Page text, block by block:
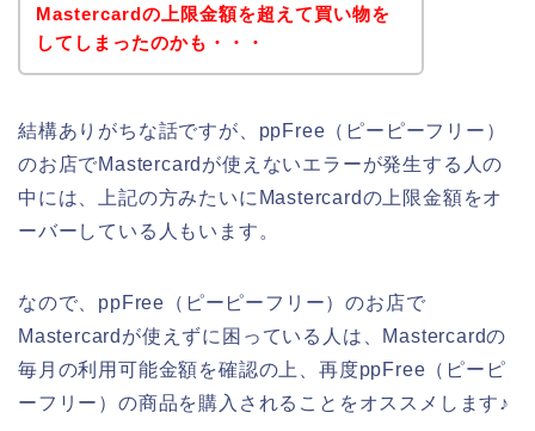
Mastercardの上限金額を超えて買い物を
してしまったのかも・・・
結構ありがちな話ですが、ppFree（ピーピーフリー）
のお店でMastercardが使えないエラーが発生する人の
中には、上記の方みたいにMastercardの上限金額をオ
ーバーしている人もいます。
なので、ppFree（ピーピーフリー）のお店で
Mastercardが使えずに困っている人は、Mastercardの
毎月の利用可能金額を確認の上、再度ppFree（ピーピ
ーフリー）の商品を購入されることをオススメします♪